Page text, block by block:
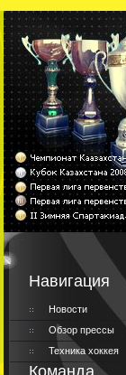
Навигация
Новости
Обзор прессы
Техника хоккея
Команда